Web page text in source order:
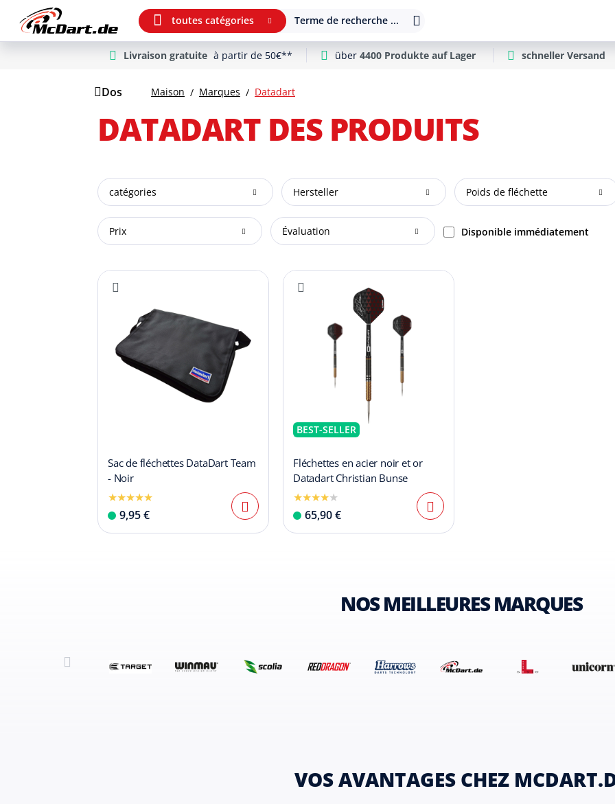
Hauptinhalt springen
Aller à la navigation principale
toutes catégories Terme de recherche ...
Livraison gratuite à partir de 50€** über 4400 Produkte auf Lager schneller Versand
Dos Maison Marques Datadart
DATADART DES PRODUITS
catégories Hersteller Poids de fléchette
Prix Évaluation Disponible immédiatement
Sac de fléchettes DataDart Team
- Noir
9,95 €
BEST-SELLER
Fléchettes en acier noir et or
Datadart Christian Bunse
65,90 €
NOS MEILLEURES MARQUES
VOS AVANTAGES CHEZ